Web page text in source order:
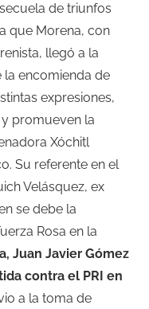
de triunfos
que Morena, con
llegó a la
la encomienda de
expresiones,
promueven la
Xóchitl
Su referente en el
Velásquez, ex
se debe la
Rosa en la
Juan Javier Gómez
contra el PRI en
a la toma de